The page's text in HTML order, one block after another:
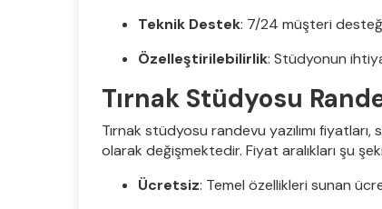
Teknik Destek: 7/24 müşteri
Özelleştirilebilirlik: Stüdyonun
Tırnak Stüdyosu
Tırnak stüdyosu randevu yazılımı
olarak değişmektedir. Fiyat aralıkları şu
Ücretsiz: Temel özellikleri sunan